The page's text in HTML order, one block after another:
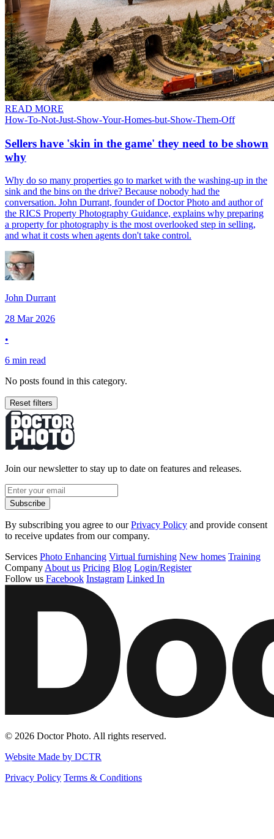
READ MORE
How-To-Not-Just-Show-Your-Homes-but-Show-Them-Off​​​​‌ ‍ ​‍​‍‌‍ ‌ ​‍‌‍‍‌‌‍‌ ‌‍‍‌‌‍ ‍​‍​‍​ ‍‍​‍​‍‌ ​ ‌‍​‌‌‍ ‍‌‍‍‌‌ ‌​‌ ‍‌​‍ ‍‌‍‍‌‌‍ ​‍​‍​‍ ​​‍​‍‌‍‍​‌ ​‍‌‍‌‌‌‍‌‍​‍​‍​ ‍‍​‍​‍​‍ ‌‍​‌‌‍‌​‌‍ ‌‌‍‍‌‌‍ ‍​‍ ‌‍‍‌‌‍ ‍‌ ‌​‌‍‌‌‌‍ ‍‌ ‌​​‍ ‌‍‌‌‌‍‌​‌‍‍‌‌ ‌​​‍ ‌‍ ‌‌‍ ‌‍‌​‌‍‌‌​ ‌‌ ​​‌ ​‍‌‍‌‌‌ ​ ‌‍‌‌‌‍ ‍‌ ‌​‌‍​‌‌ ‌​‌‍‍‌‌‍ ‌‍ ‍​ ‍ ‌‍‍‌‌‍‌​​ ‌​ ​ ‌‍‌‌‌‍‌‌​ ​‌‌‍​ ​ ‍​​ ‍‌​ ​‍​‍ ‌‌‍‌‍‌‍‌​​ ‍​​ ‌‌​‍ ‌​ ‌​‌‍‌​​ ‌​​ ‍‌​‍ ‌‌‍​‍‌‍‌​​ ​‍​ ​‌​‍ ‌‌‍​ ​ ​‌‌‍‌‌​ ‌‌​ ​​‌‍‌​​ ​‍‌‍‌‌‌‍‌‍​ ‌‍​ ​​‌‍‌‍​ ‍ ‌ ‌​‌ ‍‌‌ ​​‌‍‌‌​ ‌‌ ​​‌‍ ‌ ​ ‌ ‌​‌​​ ‌‍​‌‌ ‌​‌‍‌‌‌‍‌ ‌‍ ‌ ​‍‌ ‍‌​ ‍ ‌ ​​‌‍​‌‌ ‌​‌‍‍​​ ‌‌ ‌​‌‍‍‌‌ ‌​‌‍ ​‌‍‌‌​ ‌‍​‍‌‍​‌‌ ​ ‌‍‌‌‌‌‌‌‌ ​‍‌‍ ​​ ‌​‍‌‌​ ​‍‌​‌‍‌‍​‌‌‍‌​‌‍ ‌‌‍‍‌‌‍ ‍​‍‌‍‌‍‍‌‌‍‌​​ ‌​ ​ ‌‍‌‌‌‍‌‌​ ​‌‌‍​ ​ ‍​​ ‍‌​ ​‍​‍ ‌‌‍‌‍‌‍‌​​ ‍​​ ‌‌​‍ ‌​ ‌​‌‍‌​​ ‌​​ ‍‌​‍ ‌‌‍​‍‌‍‌​​ ​‍​ ​‌​‍ ‌‌‍​ ​ ​‌‌‍‌‌​ ‌‌​ ​​‌‍‌​​ ​‍‌‍‌‌‌‍‌‍​ ‌‍​ ​​‌‍‌‍​‍‌‍‌ ‌​‌ ‍‌‌ ​​‌‍‌‌​ ‌‌ ​​‌‍ ‌ ​ ‌ ‌​‌​​ ‌‍​‌‌ ‌​‌‍‌‌‌‍‌ ‌‍ ‌ ​‍‌ ‍‌​‍‌‍‌ ​​‌‍​‌‌ ‌​‌‍‍​​ ‌‌ ‌​‌‍‍‌‌ ‌​‌‍ ​‌‍‌‌​‍‌‍‌ ​​‌‍‌‌‌ ​‍‌ ​ ‌ ​​‌‍‌‌‌‍​ ‌ ‌​‌‍‍‌‌ ‌‍‌‍‌‌​ ‌‌ ​​‌ ‌‌‌‍​‍‌‍ ​‌‍‍‌‌ ​ ‌‍‍​‌‍‌‌‌‍‌​​‍​‍‌ ‌
Sellers have 'skin in the game' they need to be shown
why​​​​‌ ‍ ​‍​‍‌‍ ‌ ​‍‌‍‍‌‌‍‌ ‌‍‍‌‌‍ ‍​‍​‍​ ‍‍​‍​‍‌ ​ ‌‍​‌‌‍ ‍‌‍‍‌‌ ‌​‌ ‍‌​‍ ‍‌‍‍‌‌‍ ​‍​‍​‍ ​​‍​‍‌‍‍​‌ ​‍‌‍‌‌‌‍‌‍​‍​‍​ ‍‍​‍​‍​‍ ‌‍​‌‌‍‌​‌‍ ‌‌‍‍‌‌‍ ‍​‍ ‌‍‍‌‌‍ ‍‌ ‌​‌‍‌‌‌‍ ‍‌ ‌​​‍ ‌‍‌‌‌‍‌​‌‍‍‌‌ ‌​​‍ ‌‍ ‌‌‍ ‌‍‌​‌‍‌‌​ ‌‌ ​​‌ ​‍‌‍‌‌‌ ​ ‌‍‌‌‌‍ ‍‌ ‌​‌‍​‌‌ ‌​‌‍‍‌‌‍ ‌‍ ‍​ ‍ ‌‍‍‌‌‍‌​​ ‌‌‍‌‌​ ‍‌​ ‌ ‌‍​‌‌‍‌‌​ ‌​​ ‌ ​ ‍​​‍ ‌​ ‌‌​ ​‌​ ‍‌​ ‌ ​‍ ‌​ ‌​‌‍‌‌‌‍‌‍‌‍‌​​‍ ‌‌‍​‍‌‍​‍‌‍​‍‌‍‌‍​‍ ‌​ ​‍‌‍​ ‌‍​ ​ ‍‌​ ​‍‌‍‌‍​ ​‌‌‍​‍​ ​​​ ‌‍​ ‍‌​ ‌​​ ‍ ‌ ‌​‌ ‍‌‌ ​​‌‍‌‌​ ‌‌ ​​‌‍ ‌ ​ ‌ ‌​​ ‍ ‌ ​​‌‍​‌‌ ‌​‌‍‍​​ ‌‌ ‌​‌‍‍‌‌ ‌​‌‍ ​‌‍‌‌​ ‌‍​‍‌‍​‌‌ ​ ‌‍‌‌‌‌‌‌‌ ​‍‌‍ ​​ ‌​‍‌‌​ ​‍‌​‌‍‌‍​‌‌‍‌​‌‍ ‌‌‍‍‌‌‍ ‍​‍‌‍‌‍‍‌‌‍‌​​ ‌‌‍‌‌​ ‍‌​ ‌ ‌‍​‌‌‍‌‌​ ‌​​ ‌ ​ ‍​​‍ ‌​ ‌‌​ ​‌​ ‍‌​ ‌ ​‍ ‌​ ‌​‌‍‌‌‌‍‌‍‌‍‌​​‍ ‌‌‍​‍‌‍​‍‌‍​‍‌‍‌‍​‍ ‌​ ​‍‌‍​ ‌‍​ ​ ‍‌​ ​‍‌‍‌‍​ ​‌‌‍​‍​ ​​​ ‌‍​ ‍‌​ ‌​​‍‌‍‌ ‌​‌ ‍‌‌ ​​‌‍‌‌​ ‌‌ ​​‌‍ ‌ ​ ‌ ‌​​‍‌‍‌ ​​‌‍​‌‌ ‌​‌‍‍​​ ‌‌ ‌​‌‍‍‌‌ ‌​‌‍ ​‌‍‌‌​‍‌‍‌ ​​‌‍‌‌‌ ​‍‌ ​ ‌ ​​‌‍‌‌‌‍​ ‌ ‌​‌‍‍‌‌ ‌‍‌‍‌‌​ ‌‌ ​​‌ ‌‌‌‍​‍‌‍ ​‌‍‍‌‌ ​ ‌‍‍​‌‍‌‌‌‍‌​​‍​‍‌ ‌
Why do so many properties go to market with the washing-up in the
sink and the bins on the drive? Because nobody had the
conversation. John Durrant, founder of Doctor Photo and author of
the RICS Property Photography Guidance, explains why preparing
a property for photography is the most overlooked step in selling,
and what it costs when agents don't take control.​​​​‌ ‍ ​‍​‍‌‍ ‌ ​‍‌‍‍‌‌‍‌ ‌‍‍‌‌‍ ‍​‍​‍​ ‍‍​‍​‍‌ ​ ‌‍​‌‌‍ ‍‌‍‍‌‌ ‌​‌ ‍‌​‍ ‍‌‍‍‌‌‍ ​‍​‍​‍ ​​‍​‍‌‍‍​‌ ​‍‌‍‌‌‌‍‌‍​‍​‍​ ‍‍​‍​‍​‍ ‌‍​‌‌‍‌​‌‍ ‌‌‍‍‌‌‍ ‍​‍ ‌‍‍‌‌‍ ‍‌ ‌​‌‍‌‌‌‍ ‍‌ ‌​​‍ ‌‍‌‌‌‍‌​‌‍‍‌‌ ‌​​‍ ‌‍ ‌‌‍ ‌‍‌​‌‍‌‌​ ‌‌ ​​‌ ​‍‌‍‌‌‌ ​ ‌‍‌‌‌‍ ‍‌ ‌​‌‍​‌‌ ‌​‌‍‍‌‌‍ ‌‍ ‍​ ‍ ‌‍‍‌‌‍‌​​ ‌‌‍‌‌​ ‍‌​ ‌ ‌‍​‌‌‍‌‌​ ‌​​ ‌ ​ ‍​​‍ ‌​ ‌‌​ ​‌​ ‍‌​ ‌ ​‍ ‌​ ‌​‌‍‌‌‌‍‌‍‌‍‌​​‍ ‌‌‍​‍‌‍​‍‌‍​‍‌‍‌‍​‍ ‌​ ​‍‌‍​ ‌‍​ ​ ‍‌​ ​‍‌‍‌‍​ ​‌‌‍​‍​ ​​​ ‌‍​ ‍‌​ ‌​​ ‍ ‌ ‌​‌ ‍‌‌ ​​‌‍‌‌​ ‌‌ ​​‌‍ ‌ ​ ‌ ‌​​ ‍ ‌ ​​‌‍​‌‌ ‌​‌‍‍​​ ‌‌‍‌‌‌ ‍​‌‍​ ‌‍‌‌‌ ​‍‌ ​​‌ ‌​​‍‌‌​ ‌‌‌​​‍‌‌ ‌‍‍ ‌‍‌‌‌ ‍‌​‍‌‌​ ​ ‌​‌​​‍‌‌​ ​ ‌​‌​​‍‌‌​ ​‍​ ​‍‌‍​‌​ ​‌‌‍​‍​ ​‍​ ‍​‌‍​‌​ ‍​​ ​​​ ‍​​ ​​‌‍​ ​ ‌‍​‍‌‌​ ​‍​ ​‍​‍‌‌​ ‌‌‌​‌​​‍ ‍‌‍​ ‌‍‍​‌‍‍‌‌‍ ​‌‍‌​‌ ​‍‌‍‌‌‌‍ ‍​‍‌‌​ ‌‌‌​​‍‌‌ ‌‍‍ ‌‍‌‌‌ ‍‌​‍‌‌​ ​ ‌​‌​​‍‌‌​ ​ ‌​‌​​‍‌‌​ ​‍​ ​‍​ ​ ​ ​‌​ ​‍​ ‌‌‌‍​‍​ ​ ‌‍‌‍‌‍‌‌​ ​‍​ ​​‌‍‌‌​ ‍​​‍‌‌​ ​‍​ ​‍​‍‌‌​ ‌‌‌​‌​​‍ ‍‌ ‌​‌‍‌‌‌ ‍​‌ ‌​​ ‌‍​‍‌‍​‌‌ ​ ‌‍‌‌‌‌‌‌‌ ​‍‌‍ ​​ ‌​‍‌‌​ ​‍‌​‌‍‌‍​‌‌‍‌​‌‍ ‌‌‍‍‌‌‍ ‍​‍‌‍‌‍‍‌‌‍‌​​ ‌‌‍‌‌​ ‍‌​ ‌ ‌‍​‌‌‍‌‌​ ‌​​ ‌ ​ ‍​​‍ ‌​ ‌‌​ ​‌​ ‍‌​ ‌ ​‍ ‌​ ‌​‌‍‌‌‌‍‌‍‌‍‌​​‍ ‌‌‍​‍‌‍​‍‌‍​‍‌‍‌‍​‍ ‌​ ​‍‌‍​ ‌‍​ ​ ‍‌​ ​‍‌‍‌‍​ ​‌‌‍​‍​ ​​​ ‌‍​ ‍‌​ ‌​​‍‌‍‌ ‌​‌ ‍‌‌ ​​‌‍‌‌​ ‌‌ ​​‌‍ ‌ ​ ‌ ‌​​‍‌‍‌ ​​‌‍​‌‌ ‌​‌‍‍​​ ‌‌‍‌‌‌ ‍​‌‍​ ‌‍‌‌‌ ​‍‌ ​​‌ ‌​​‍‌‌​ ‌‌‌​​‍‌‌ ‌‍‍ ‌‍‌‌‌ ‍‌​‍‌‌​ ​ ‌​‌​​‍‌‌​ ​ ‌​‌​​‍‌‌​ ​‍​ ​‍‌‍​‌​ ​‌‌‍​‍​ ​‍​ ‍​‌‍​‌​ ‍​​ ​​​ ‍​​ ​​‌‍​ ​ ‌‍​‍‌‌​ ​‍​ ​‍​‍‌‌​ ‌‌‌​‌​​‍ ‍‌‍​ ‌‍‍​‌‍‍‌‌‍ ​‌‍‌​‌ ​‍‌‍‌‌‌‍ ‍​‍‌‌​ ‌‌‌​​‍‌‌ ‌‍‍ ‌‍‌‌‌ ‍‌​‍‌‌​ ​ ‌​‌​​‍‌‌​ ​ ‌​‌​​‍‌‌​ ​‍​ ​‍​ ​ ​ ​‌​ ​‍​ ‌‌‌‍​‍​ ​ ‌‍‌‍‌‍‌‌​ ​‍​ ​​‌‍‌‌​ ‍​​‍‌‌​ ​‍​ ​‍​‍‌‌​ ‌‌‌​‌​​‍ ‍‌ ‌​‌‍‌‌‌ ‍​‌ ‌​​‍‌‍‌ ​​‌‍‌‌‌ ​‍‌ ​ ‌ ​​‌‍‌‌‌‍​ ‌ ‌​‌‍‍‌‌ ‌‍‌‍‌‌​ ‌‌ ​​‌ ‌‌‌‍​‍‌‍ ​‌‍‍‌‌ ​ ‌‍‍​‌‍‌‌‌‍‌​​‍​‍‌ ‌
John Durrant​​​​‌ ‍ ​‍​‍‌‍ ‌ ​‍‌‍‍‌‌‍‌ ‌‍‍‌‌‍ ‍​‍​‍​ ‍‍​‍​‍‌ ​ ‌‍​‌‌‍ ‍‌‍‍‌‌ ‌​‌ ‍‌​‍ ‍‌‍‍‌‌‍ ​‍​‍​‍ ​​‍​‍‌‍‍​‌ ​‍‌‍‌‌‌‍‌‍​‍​‍​ ‍‍​‍​‍​‍ ‌‍​‌‌‍‌​‌‍ ‌‌‍‍‌‌‍ ‍​‍ ‌‍‍‌‌‍ ‍‌ ‌​‌‍‌‌‌‍ ‍‌ ‌​​‍ ‌‍‌‌‌‍‌​‌‍‍‌‌ ‌​​‍ ‌‍ ‌‌‍ ‌‍‌​‌‍‌‌​ ‌‌ ​​‌ ​‍‌‍‌‌‌ ​ ‌‍‌‌‌‍ ‍‌ ‌​‌‍​‌‌ ‌​‌‍‍‌‌‍ ‌‍ ‍​ ‍ ‌‍‍‌‌‍‌​​ ‌‌‍​‌​ ​ ​ ‌​‌‍​‍​ ‌ ‌‍‌​​ ‍​​ ‌‌​‍ ‌​ ‌ ‌‍‌‌‌‍​‌​ ‌​​‍ ‌​ ‌​‌‍​‍​ ​‌‌‍‌‌​‍ ‌​ ‍​‌‍​‍​ ​​‌‍​‍​‍ ‌​ ‍‌​ ​‍‌‍​‍‌‍‌‌‌‍‌​‌‍‌​​ ‌‍‌‍​‍‌‍‌​‌‍‌​‌‍​‌‌‍‌‍​ ‍ ‌ ‌​‌ ‍‌‌ ​​‌‍‌‌​ ‌‌‍​‌‌ ‌‌‌ ‌​‌‍‍​‌‍ ‌ ​‍​ ‍ ‌ ​​‌‍​‌‌ ‌​‌‍‍​​ ‌‌‍ ‍‌‍​‌‌‍ ‌‌‍‌‌​ ‌‍​‍‌‍​‌‌ ​ ‌‍‌‌‌‌‌‌‌ ​‍‌‍ ​​ ‌​‍‌‌​ ​‍‌​‌‍‌‍​‌‌‍‌​‌‍ ‌‌‍‍‌‌‍ ‍​‍‌‍‌‍‍‌‌‍‌​​ ‌‌‍​‌​ ​ ​ ‌​‌‍​‍​ ‌ ‌‍‌​​ ‍​​ ‌‌​‍ ‌​ ‌ ‌‍‌‌‌‍​‌​ ‌​​‍ ‌​ ‌​‌‍​‍​ ​‌‌‍‌‌​‍ ‌​ ‍​‌‍​‍​ ​​‌‍​‍​‍ ‌​ ‍‌​ ​‍‌‍​‍‌‍‌‌‌‍‌​‌‍‌​​ ‌‍‌‍​‍‌‍‌​‌‍‌​‌‍​‌‌‍‌‍​‍‌‍‌ ‌​‌ ‍‌‌ ​​‌‍‌‌​ ‌‌‍​‌‌ ‌‌‌ ‌​‌‍‍​‌‍ ‌ ​‍​‍‌‍‌ ​​‌‍​‌‌ ‌​‌‍‍​​ ‌‌‍ ‍‌‍​‌‌‍ ‌‌‍‌‌​‍‌‍‌ ​​‌‍‌‌‌ ​‍‌ ​ ‌ ​​‌‍‌‌‌‍​ ‌ ‌​‌‍‍‌‌ ‌‍‌‍‌‌​ ‌‌ ​​‌ ‌‌‌‍​‍‌‍ ​‌‍‍‌‌ ​ ‌‍‍​‌‍‌‌‌‍‌​​‍​‍‌ ‌
28 Mar 2026
•
6 min read
No posts found in this category.
Reset filters
Join our newsletter to stay up to date on features and releases.
Subscribe
By subscribing you agree to ourPrivacy Policy and provide consent
to receive updates from our company.
Services Photo Enhancing Virtual furnishing New homes Training
CompanyAbout us Pricing Blog Login/Register
Follow us Facebook Instagram Linked In
© 2026 Doctor Photo. All rights reserved.
Website Made by DCTR
Privacy Policy Terms & Conditions